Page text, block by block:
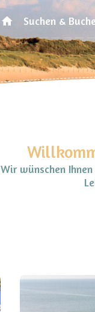
Suchen &
Wir wünschen